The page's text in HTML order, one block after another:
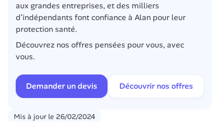
aux grandes entreprises, et des milliers
d’indépendants font confiance à Alan pour leur
protection santé.
Découvrez nos offres pensées pour vous, avec
vous.
Demander un devis Découvrir nos offres
Mis à jour le 26/02/2024